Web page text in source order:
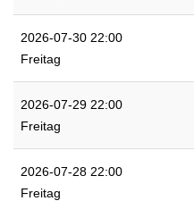
2026-07-30 22:00
Freitag
2026-07-29 22:00
Freitag
2026-07-28 22:00
Freitag